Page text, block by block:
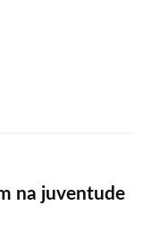
na juventude